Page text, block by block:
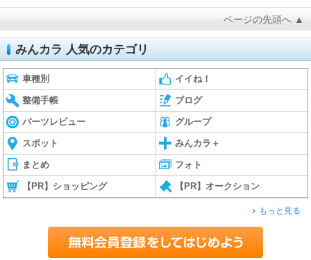
ページの先頭へ ▲
みんカラ 人気のカテゴリ
車種別 イイね！
整備手帳 ブログ
パーツレビュー グループ
スポット みんカラ＋
まとめ フォト
【PR】ショッピング 【PR】オークション
もっと見る